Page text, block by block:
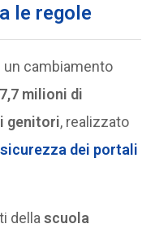
le regole
un cambiamento
7,7 milioni di
genitori, realizzato
sicurezza dei portali
dellascuola